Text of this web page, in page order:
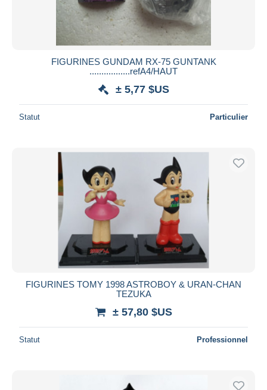
FIGURINES GUNDAM RX-75 GUNTANK
.................refA4/HAUT
± 5,77 $US
Statut Particulier
FIGURINES TOMY 1998 ASTROBOY & URAN-CHAN
TEZUKA
± 57,80 $US
Statut Professionnel